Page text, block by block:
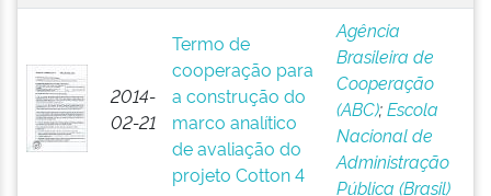
2014-
02-21
Termo de
cooperação para
a construção do
marco analítico
de avaliação do
projeto Cotton 4
Agência
Brasileira de
Cooperação
(ABC);Escola
Nacional de
Administração
Pública (Brasil)